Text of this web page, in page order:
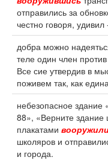
отправились за
честно говоря, удивил
добра можно
теле один член против
Все сие утвердив в
поживем так, как
небезопасное здание
88», «Верните
плакатами
школяров и
и города.